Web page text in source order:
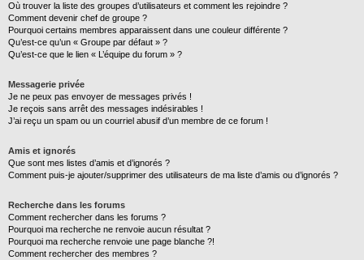
Où trouver la liste des groupes d’utilisateurs et comment les rejoindre ?
Comment devenir chef de groupe ?
Pourquoi certains membres apparaissent dans une couleur différente ?
Qu’est-ce qu’un « Groupe par défaut » ?
Qu’est-ce que le lien « L’équipe du forum » ?
Messagerie privée
Je ne peux pas envoyer de messages privés !
Je reçois sans arrêt des messages indésirables !
J’ai reçu un spam ou un courriel abusif d’un membre de ce forum !
Amis et ignorés
Que sont mes listes d’amis et d’ignorés ?
Comment puis-je ajouter/supprimer des utilisateurs de ma liste d’amis ou d’ignorés ?
Recherche dans les forums
Comment rechercher dans les forums ?
Pourquoi ma recherche ne renvoie aucun résultat ?
Pourquoi ma recherche renvoie une page blanche ?!
Comment rechercher des membres ?